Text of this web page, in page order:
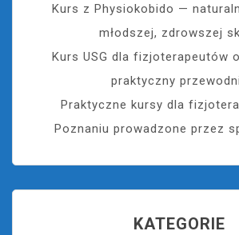
Kurs z Physiokobido —
młodszej, zdrowszej
Kurs USG dla fizjoterapeutów
praktyczny
Praktyczne kursy dla
Poznaniu prowadzone przez
KATEGORIE